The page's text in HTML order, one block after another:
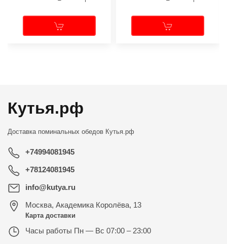
Кутья.рф
Доставка поминальных обедов Кутья.рф
+74994081945
+78124081945
info@kutya.ru
Москва, Академика Королёва, 13
Карта доставки
Часы работы Пн — Вс 07:00 – 23:00